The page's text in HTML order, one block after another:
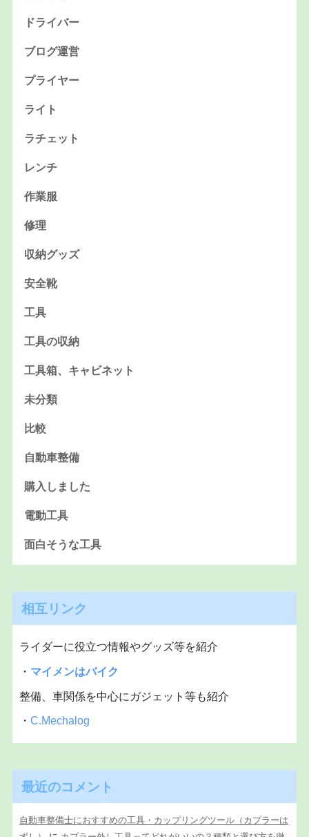
ドライバー
ブログ運営
プライヤー
ライト
ラチェット
レンチ
作業服
修理
収納グッズ
安全靴
工具
工具の収納
工具箱、キャビネット
未分類
比較
自動車整備
購入しました
電動工具
面白そうな工具
相互リンク
ライダーに役立つ情報やグッズ等を紹介
・ マイメンはバイク
整備、車関係を中心にガジェット等も紹介
・ C.Mechalog
最近のコメント
自動車整備士におすすめの工具・カップリングツール（カプラーは